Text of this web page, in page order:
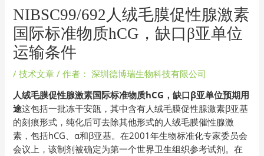
NIBSC99/692人绒毛膜促性腺激素
国际标准物质hCG，缺口β亚单位
运输条件
/技术文章 / 作者： 深圳德博瑞生物科技有限公司
人绒毛膜促性腺激素国际标准物质hCG，缺口β亚单位预期用
途这包括一批冻干安瓿，其中含有人绒毛膜促性腺激素β亚基
的刻痕形式，纯化后可去除其他形式的人绒毛膜催性腺激
素，包括hCG、α和β亚基。在2001年生物标准化专家委员会
会议上，该制剂被确定为第一个世界卫生组织参考试剂。在